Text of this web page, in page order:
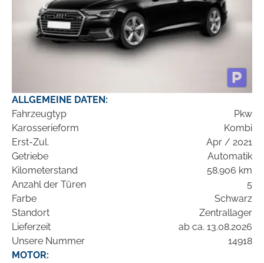
ALLGEMEINE DATEN:
Fahrzeugtyp
Pkw
Karosserieform
Kombi
Erst-Zul.
Apr / 2021
Getriebe
Automatik
Kilometerstand
58.906 km
Anzahl der Türen
5
Farbe
Schwarz
Standort
Zentrallager
Lieferzeit
ab ca. 13.08.2026
Unsere Nummer
14918
MOTOR: